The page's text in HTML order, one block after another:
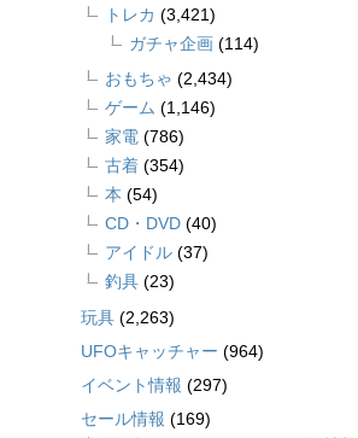
トレカ (3,421)
ガチャ企画 (114)
おもちゃ (2,434)
ゲーム (1,146)
家電 (786)
古着 (354)
本 (54)
CD・DVD (40)
アイドル (37)
釣具 (23)
玩具 (2,263)
UFOキャッチャー (964)
イベント情報 (297)
セール情報 (169)